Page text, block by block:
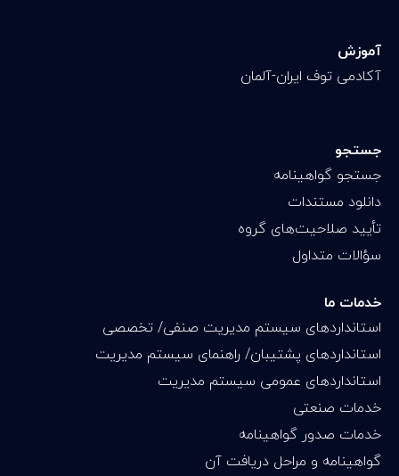
آموزش
آکادمی توف ایران-آلمان
جستجو
جستجو گواهینامه
دانلود مستندات
تأیید صلاحیت‌های گروه
سؤالات متداول
خدمات ما
استانداردهای سیستم مدیریت صنفی/ تخصصی
استانداردهای پشتیبان/ راهنمای سیستم مدیریت
استانداردهای عمومی سیستم مدیریت
خدمات صنعتی
خدمات صدور گواهینامه
گواهینامه و مراحل دریافت آن